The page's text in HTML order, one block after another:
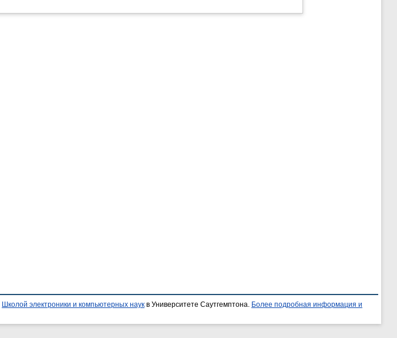
Школой электроники и компьютерных наук в Университете Саутгемптона.
Более подробная информация и